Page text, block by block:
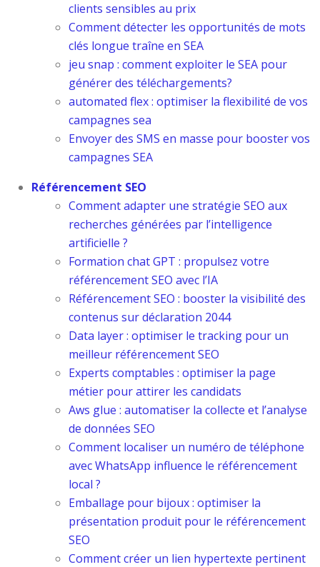
clients sensibles au prix
Comment détecter les opportunités de mots
clés longue traîne en SEA
jeu snap : comment exploiter le SEA pour
générer des téléchargements?
automated flex : optimiser la flexibilité de vos
campagnes sea
Envoyer des SMS en masse pour booster vos
campagnes SEA
Référencement SEO
Comment adapter une stratégie SEO aux
recherches générées par l’intelligence
artificielle ?
Formation chat GPT : propulsez votre
référencement SEO avec l’IA
Référencement SEO : booster la visibilité des
contenus sur déclaration 2044
Data layer : optimiser le tracking pour un
meilleur référencement SEO
Experts comptables : optimiser la page
métier pour attirer les candidats
Aws glue : automatiser la collecte et l’analyse
de données SEO
Comment localiser un numéro de téléphone
avec WhatsApp influence le référencement
local ?
Emballage pour bijoux : optimiser la
présentation produit pour le référencement
SEO
Comment créer un lien hypertexte pertinent